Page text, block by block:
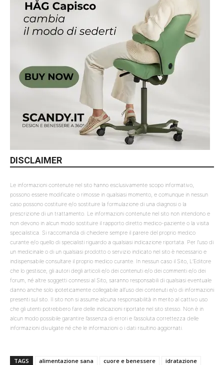
DISCLAIMER
Le informazioni contenute nel sito hanno esclusivamente scopo informativo,
possono essere modificate o rimosse in qualsiasi momento, e comunque in nessun
caso possono costituire e/o sostituire la formulazione di una diagnosi o la
prescrizione di un trattamento. Le informazioni contenute nel sito non intendono e
non devono in alcun modo sostituire il rapporto diretto medico-paziente o la visita
specialistica. Si raccomanda di chiedere sempre il parere del proprio medico
curante e/o quello di specialisti riguardo a qualsiasi indicazione riportata. Per l’uso di
un medicinale o di un qualsiasi prodotto o servizio indicato nel sito è necessario e
indispensabile consultare il proprio medico curante. In nessun caso il Sito, L’Editore
che lo gestisce, gli autori degli articoli e/o dei contenuti e/o dei commenti e/o dei
forum, né altre soggetti connessi al Sito, saranno responsabili di qualsiasi eventuale
danno anche solo ipoteticamente collegabile all’uso dei contenuti e/o di informazioni
presenti sul sito. Il sito non si assume alcuna responsabilità in merito al cattivo uso
che gli utenti potrebbero fare delle indicazioni riportate nel sito stesso. Non è in
alcun modo possibile garantire l’assenza di errori e l’assoluta correttezza delle
informazioni divulgate né che le informazioni o i dati risultino aggiornati.
TAGS alimentazione sana cuore e benessere idratazione